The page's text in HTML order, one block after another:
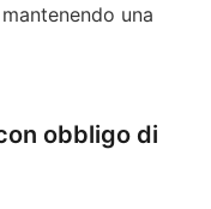
una
obbligo di